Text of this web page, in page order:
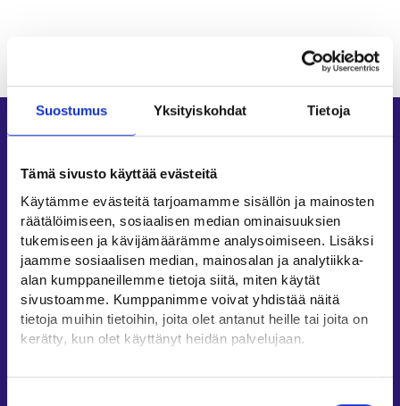
Suostumus Yksityiskohdat Tietoja
Tämä sivusto käyttää evästeitä
Käytämme evästeitä tarjoamamme sisällön ja mainosten
räätälöimiseen, sosiaalisen median ominaisuuksien
tukemiseen ja kävijämäärämme analysoimiseen. Lisäksi
jaamme sosiaalisen median, mainosalan ja analytiikka-
alan kumppaneillemme tietoja siitä, miten käytät
sivustoamme. Kumppanimme voivat yhdistää näitä
tietoja muihin tietoihin, joita olet antanut heille tai joita on
kerätty, kun olet käyttänyt heidän palvelujaan.
Löydät tietoa evästeiden käyttötarkoituksista
Oikopolut
Asiointi
Oma työpolku
Työnhakuprofiili
Avoimet työpaikat
Tietoa muilla kielillä
Asiakaspalvelu
Työllisyysalueiden yhteystiedot